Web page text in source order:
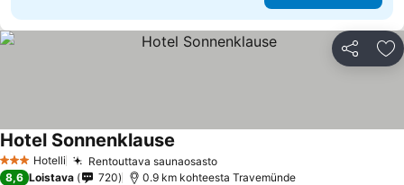
Jaa
3 Tähtiluokitus
Hotelli Rentouttava saunaosasto
Hotel Sonnenklause
8,6 Loistava 720 0.9 km kohteesta Travemünde